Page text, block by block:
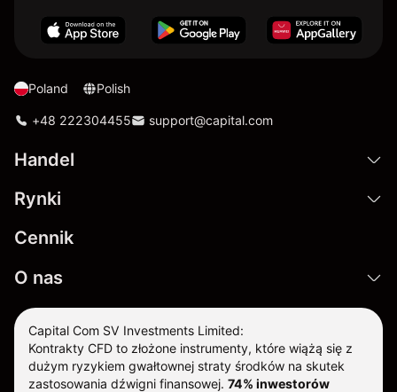
Poland Polish
+48 222304455 support@capital.com
Handel
Rynki
Cennik
O nas
Capital Com SV Investments Limited:
Kontrakty CFD to złożone instrumenty, które wiążą się z
dużym ryzykiem gwałtownej straty środków na skutek
zastosowania dźwigni finansowej. 74% inwestorów